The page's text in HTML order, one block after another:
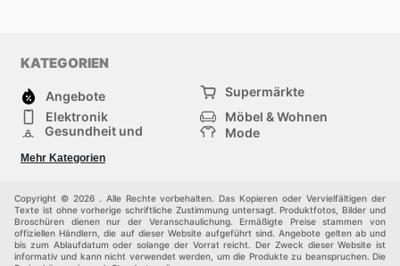
KATEGORIEN
Angebote
Supermärkte
Elektronik
Möbel & Wohnen
Gesundheit und
Mode
Sportartikel und
Sportbekleidung
Einkaufzentren
Andere
Mehr Kategorien
Copyright © 2026 . Alle Rechte vorbehalten. Das Kopieren oder Vervielfältigen der
Texte ist ohne vorherige schriftliche Zustimmung untersagt. Produktfotos, Bilder und
Broschüren dienen nur der Veranschaulichung. Ermäßigte Preise stammen von
offiziellen Händlern, die auf dieser Website aufgeführt sind. Angebote gelten ab und
bis zum Ablaufdatum oder solange der Vorrat reicht. Der Zweck dieser Website ist
informativ und kann nicht verwendet werden, um die Produkte zu beanspruchen. Die